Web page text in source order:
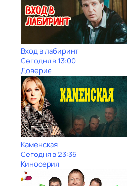
Вход в лабиринт
Сегодня в 13:00
Доверие
Каменская
Сегодня в 23:35
Киносерия